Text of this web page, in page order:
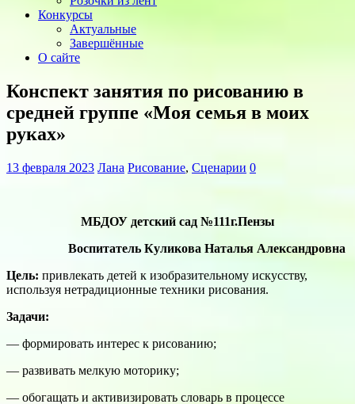
Конкурсы
Актуальные
Завершённые
О сайте
Конспект занятия по рисованию в
средней группе «Моя семья в моих
руках»
13 февраля 2023 Лана Рисование, Сценарии 0
МБДОУ детский сад №111г.Пензы
Воспитатель Куликова Наталья Александровна
Цель: привлекать детей к изобразительному искусству,
используя нетрадиционные техники рисования.
Задачи:
— формировать интерес к рисованию;
— развивать мелкую моторику;
— обогащать и активизировать словарь в процессе